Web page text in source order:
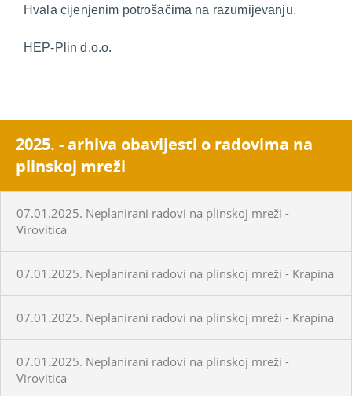
Hvala cijenjenim potrošačima na razumijevanju.
HEP-Plin d.o.o.
2025. - arhiva obavijesti o radovima na
plinskoj mreži
07.01.2025. Neplanirani radovi na plinskoj mreži -
Virovitica
07.01.2025. Neplanirani radovi na plinskoj mreži - Krapina
07.01.2025. Neplanirani radovi na plinskoj mreži - Krapina
07.01.2025. Neplanirani radovi na plinskoj mreži -
Virovitica